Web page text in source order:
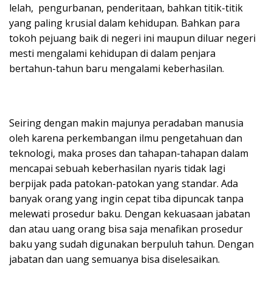
lelah, pengurbanan, penderitaan, bahkan titik-titik
yang paling krusial dalam kehidupan. Bahkan para
tokoh pejuang baik di negeri ini maupun diluar negeri
mesti mengalami kehidupan di dalam penjara
bertahun-tahun baru mengalami keberhasilan.
Seiring dengan makin majunya peradaban manusia
oleh karena perkembangan ilmu pengetahuan dan
teknologi, maka proses dan tahapan-tahapan dalam
mencapai sebuah keberhasilan nyaris tidak lagi
berpijak pada patokan-patokan yang standar. Ada
banyak orang yang ingin cepat tiba dipuncak tanpa
melewati prosedur baku. Dengan kekuasaan jabatan
dan atau uang orang bisa saja menafikan prosedur
baku yang sudah digunakan berpuluh tahun. Dengan
jabatan dan uang semuanya bisa diselesaikan.